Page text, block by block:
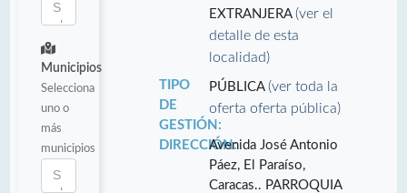
Municipios
Selecciona
uno o
más
municipios
EXTRANJERA(ver el
detalle de esta
localidad)
TIPO
DE
GESTIÓN:
PÚBLICA(ver toda la
oferta oferta pública)
DIRECCIÓN:Avenida José Antonio
Páez, El Paraíso,
Caracas.. PARROQUIA